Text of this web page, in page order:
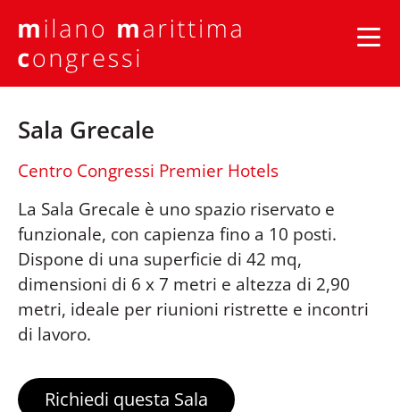
Sala Grecale
Centro Congressi Premier Hotels
La Sala Grecale è uno spazio riservato e
funzionale, con capienza fino a 10 posti.
Dispone di una superficie di 42 mq,
dimensioni di 6 x 7 metri e altezza di 2,90
metri, ideale per riunioni ristrette e incontri
di lavoro.
Richiedi questa Sala